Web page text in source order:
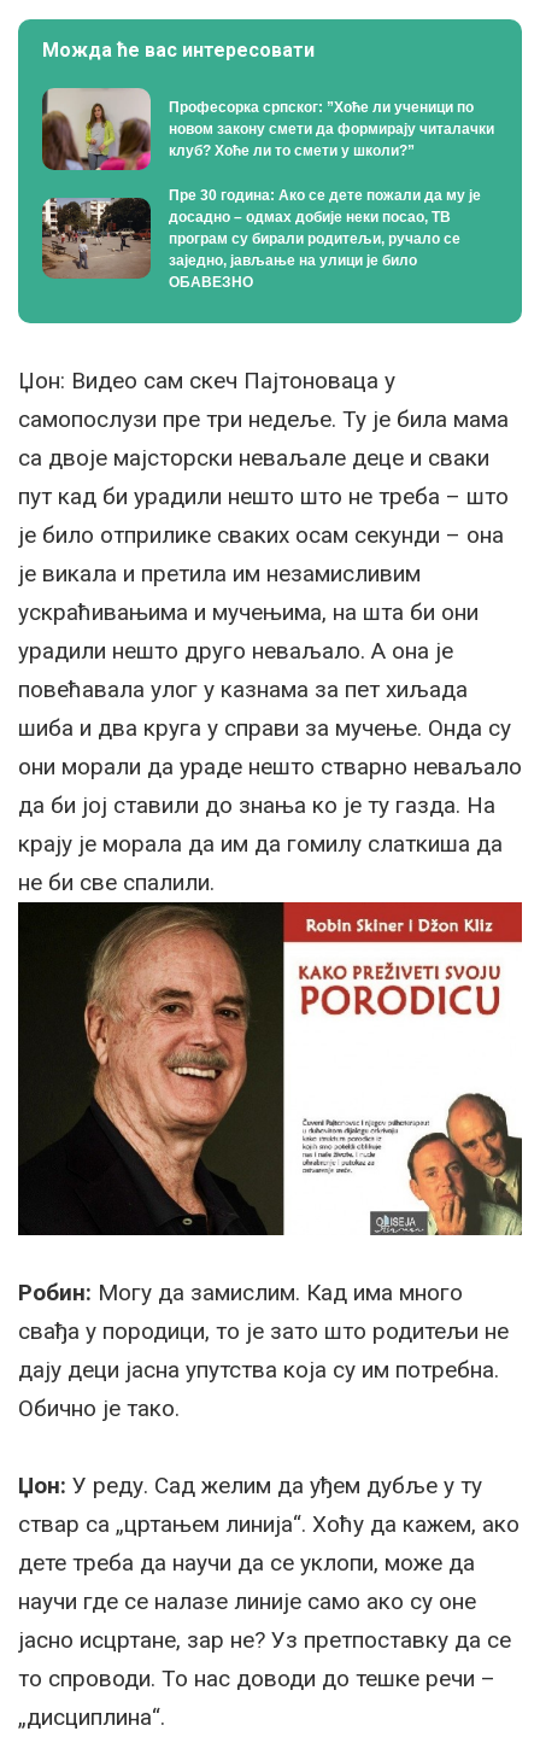
Можда ће вас интересовати
Професорка српског: ”Хоће ли ученици по
новом закону смети да формирају читалачки
клуб? Хоће ли то смети у школи?”
Пре 30 година: Ако се дете пожали да му је
досадно – одмах добије неки посао, ТВ
програм су бирали родитељи, ручало се
заједно, јављање на улици је било
ОБАВЕЗНО
Џон: Видео сам скеч Пајтоноваца у
самопослузи пре три недеље. Ту је била мама
са двоје мајсторски неваљале деце и сваки
пут кад би урадили нешто што не треба – што
је било отприлике сваких осам секунди – она
је викала и претила им незамисливим
ускраћивањима и мучењима, на шта би они
урадили нешто друго неваљало. А она је
повећавала улог у казнама за пет хиљада
шиба и два круга у справи за мучење. Онда су
они морали да ураде нешто стварно неваљало
да би јој ставили до знања ко је ту газда. На
крају је морала да им да гомилу слаткиша да
не би све спалили.
Робин: Могу да замислим. Кад има много
свађа у породици, то је зато што родитељи не
дају деци јасна упутства која су им потребна.
Обично је тако.
Џон: У реду. Сад желим да уђем дубље у ту
ствар са „цртањем линија“. Хоћу да кажем, ако
дете треба да научи да се уклопи, може да
научи где се налазе линије само ако су оне
јасно исцртане, зар не? Уз претпоставку да се
то спроводи. То нас доводи до тешке речи –
„дисциплина“.